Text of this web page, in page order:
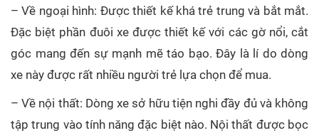
– Về ngoại hình: Được thiết kế khá trẻ trung và bắt mắt.
Đặc biệt phần đuôi xe được thiết kế với các gờ nổi, cắt
góc mang đến sự mạnh mẽ táo bạo. Đây là lí do dòng
xe này được rất nhiều người trẻ lựa chọn để mua.
– Về nội thất: Dòng xe sở hữu tiện nghi đầy đủ và không
tập trung vào tính năng đặc biệt nào. Nội thất được bọc